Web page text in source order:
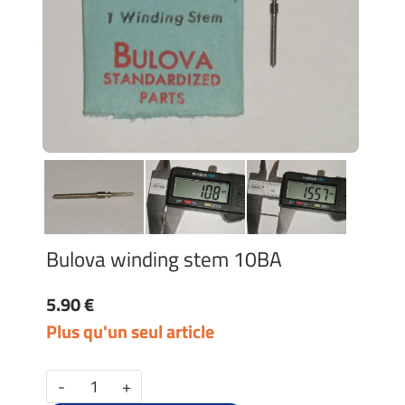
Bulova winding stem 10BA
5.90 €
Plus qu'un seul article
- +